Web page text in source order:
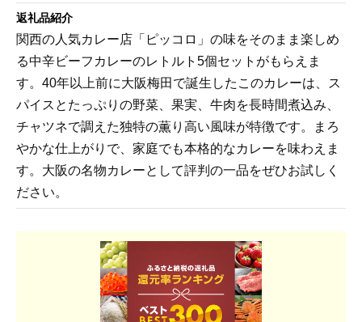
返礼品紹介
関西の人気カレー店「ピッコロ」の味をそのまま楽しめ
る中辛ビーフカレーのレトルト5個セットがもらえま
す。40年以上前に大阪梅田で誕生したこのカレーは、ス
パイスとたっぷりの野菜、果実、牛肉を長時間煮込み、
チャツネで調えた独特の薫り高い風味が特徴です。まろ
やかな仕上がりで、家庭でも本格的なカレーを味わえま
す。大阪の名物カレーとして評判の一品をぜひお試しく
ださい。